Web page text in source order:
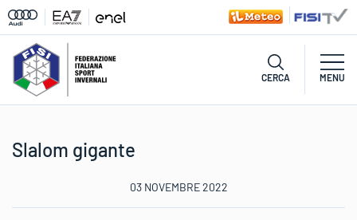
CERCA MENU
Slalom gigante
03 NOVEMBRE 2022